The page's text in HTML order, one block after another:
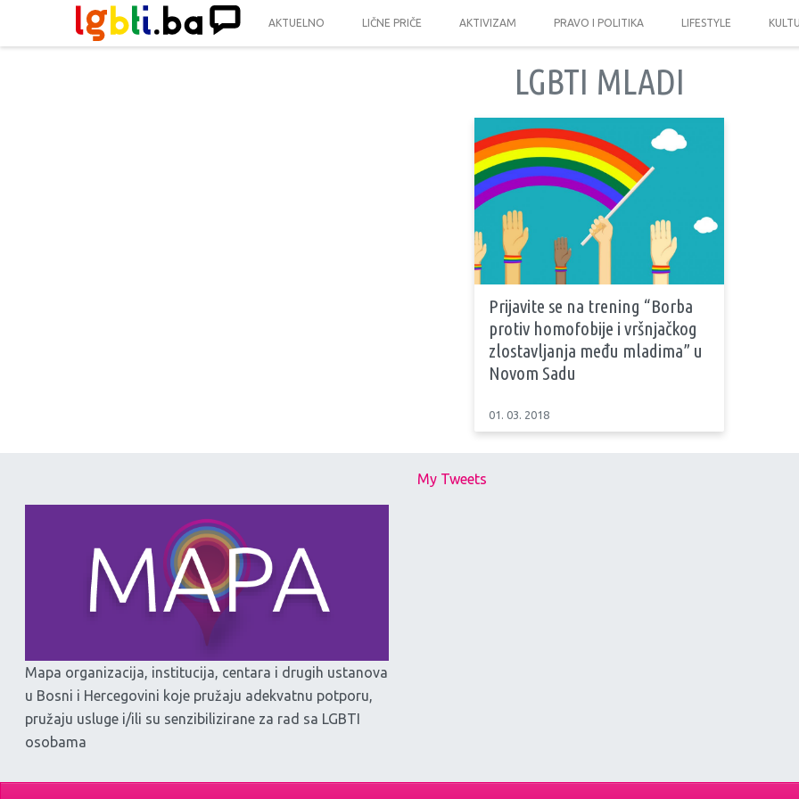
AKTUELNO LIČNE PRIČE AKTIVIZAM PRAVO I POLITIKA LIFESTYLE
LGBTI MLADI
Prijavite se na trening “Borba
protiv homofobije i vršnjačkog
zlostavljanja među mladima” u
Novom Sadu
01. 03. 2018
Mapa organizacija, institucija, centara i drugih ustanova
u Bosni i Hercegovini koje pružaju adekvatnu potporu,
pružaju usluge i/ili su senzibilizirane za rad sa LGBTI
osobama
My Tweets